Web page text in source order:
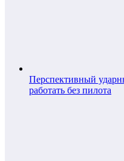
Перспективный
работать без пилота